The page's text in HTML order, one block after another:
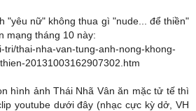
"yêu nữ" không thua gì "nude... để thiền"
mạng tháng 10 này:
tri/thai-nha-van-tung-anh-nong-khong-
20131003162907302.htm
hình ảnh Thái Nhã Vân ăn mặc tử tế thì
youtube dưới đây (nhạc cực kỳ dở, VH